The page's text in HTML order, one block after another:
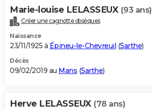
Marie-louise LELASSEUX (93 ans)
Créer une cagnotte obsèques
Naissance
23/11/1925 à Épineu-le-Chevreuil (Sarthe)
Décès
09/02/2019 au Mans (Sarthe)
Herve LELASSEUX (78 ans)